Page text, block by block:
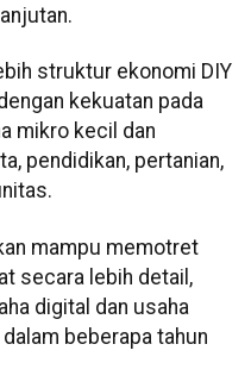
struktur ekonomi DIY
kekuatan pada
mikro kecil dan
pendidikan, pertanian,
mampu memotret
secara lebih detail,
digital dan usaha
beberapa tahun